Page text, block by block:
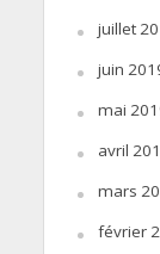
juillet
juin
mai
avril
mars
février